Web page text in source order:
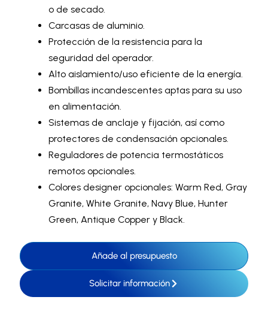
o de secado.
Carcasas de aluminio.
Protección de la resistencia para la
seguridad del operador.
Alto aislamiento/uso eficiente de la energía.
Bombillas incandescentes aptas para su uso
en alimentación.
Sistemas de anclaje y fijación, así como
protectores de condensación opcionales.
Reguladores de potencia termostáticos
remotos opcionales.
Colores designer opcionales: Warm Red, Gray
Granite, White Granite, Navy Blue, Hunter
Green, Antique Copper y Black.
Añade al presupuesto
Solicitar información